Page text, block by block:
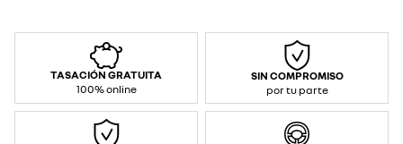
TASACIÓN GRATUITA
100% online
SIN COMPROMISO
por tu parte